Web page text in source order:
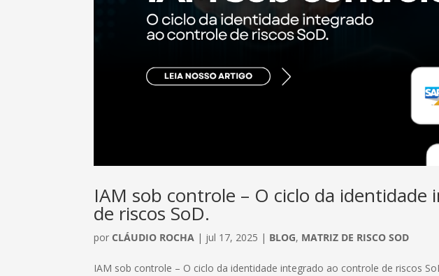
IAM sob controle – O ciclo da identidade
de riscos SoD.
por CLÁUDIO ROCHA | jul 17, 2025 | BLOG, MATRIZ DE RISCO SOD
IAM sob controle – O ciclo da identidade integrado ao controle de riscos